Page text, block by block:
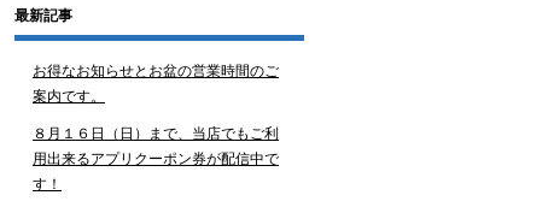
最新記事
お得なお知らせとお盆の営業時間のご
案内です。
８月１６日（日）まで、当店でもご利
用出来るアプリクーポン券が配信中で
す！